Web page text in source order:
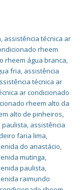
, assistência técnica ar
rheem
rheem água branca,
fria, assistência
técnica ar
ar condicionado
rheem alto da
alto de pinheiros,
paulista, assistência
faria lima,
do anastácio,
mutinga,
paulista,
raimundo